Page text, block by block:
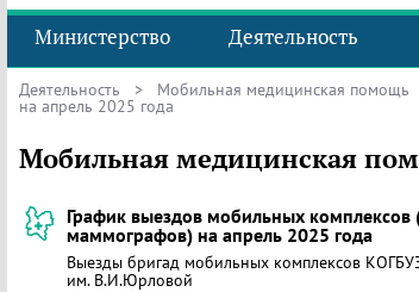
Министерство Деятельность
Деятельность > Мобильная медицинская помощь
на апрель 2025 года
Мобильная медицинская
График выездов мобильных
маммографов) на апрель 2025 года
Выезды бригад мобильных комплексов
им. В.И.Юрловой